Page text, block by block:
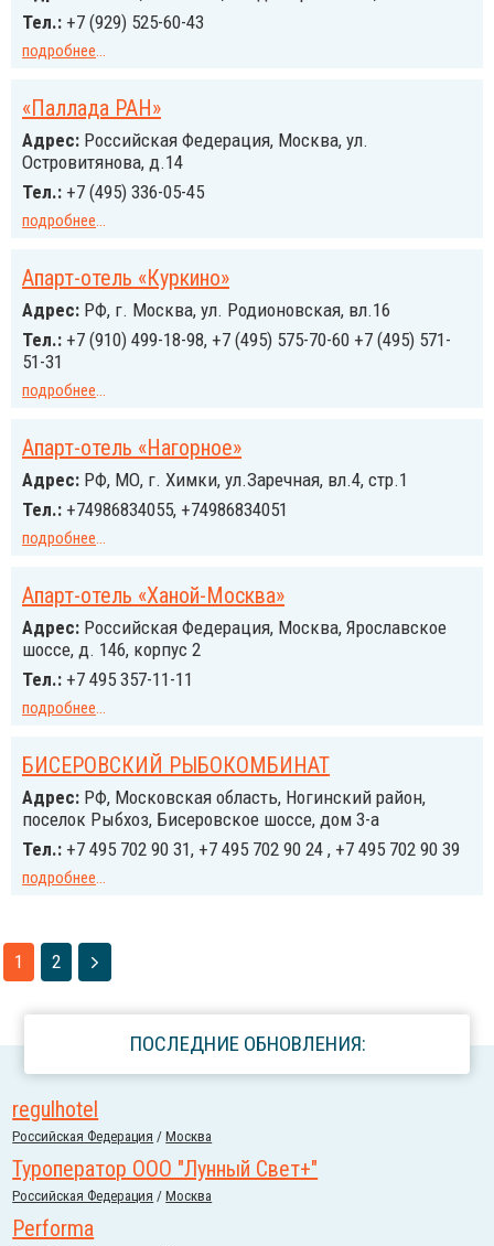
Тел.: +7 (929) 525-60-43
подробнее...
«Паллада РАН»
Адрес: Российcкая Федерация, Москва, ул.
Островитянова, д.14
Тел.: +7 (495) 336-05-45
подробнее...
Апарт-отель «Куркино»
Адрес: РФ, г. Москва, ул. Родионовская, вл.16
Тел.: +7 (910) 499-18-98, +7 (495) 575-70-60 +7 (495) 571-
51-31
подробнее...
Апарт-отель «Нагорное»
Адрес: РФ, МО, г. Химки, ул.Заречная, вл.4, стр.1
Тел.: +74986834055, +74986834051
подробнее...
Апарт-отель «Ханой-Москва»
Адрес: Российcкая Федерация, Москва, Ярославское
шоссе, д. 146, корпус 2
Тел.: +7 495 357-11-11
подробнее...
БИСЕРОВСКИЙ РЫБОКОМБИНАТ
Адрес: РФ, Московская область, Ногинский район,
поселок Рыбхоз, Бисеровское шоссе, дом 3-а
Тел.: +7 495 702 90 31, +7 495 702 90 24 , +7 495 702 90 39
подробнее...
1 2
ПОСЛЕДНИЕ ОБНОВЛЕНИЯ:
regulhotel
Российcкая Федерация /Москва
Туроператор ООО "Лунный Свет+"
Российcкая Федерация /Москва
Performa